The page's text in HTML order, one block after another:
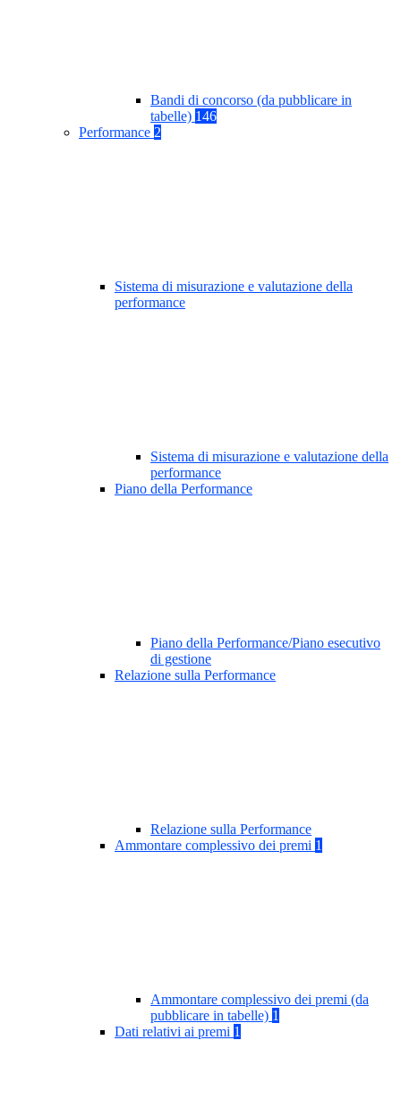
Bandi di concorso (da pubblicare in
tabelle) 146
Performance 2
Sistema di misurazione e valutazione della
performance
Sistema di misurazione e valutazione della
performance
Piano della Performance
Piano della Performance/Piano esecutivo
di gestione
Relazione sulla Performance
Relazione sulla Performance
Ammontare complessivo dei premi 1
Ammontare complessivo dei premi (da
pubblicare in tabelle) 1
Dati relativi ai premi 1